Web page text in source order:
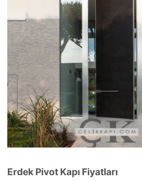
Erdek Pivot Kapı Fiyatları